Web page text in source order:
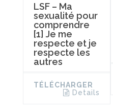
LSF – Ma
sexualité pour
comprendre
[1] Je me
respecte et je
respecte les
autres
TÉLÉCHARGER
Details